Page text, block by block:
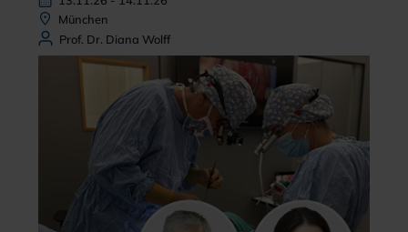
München
Prof. Dr. Diana Wolff